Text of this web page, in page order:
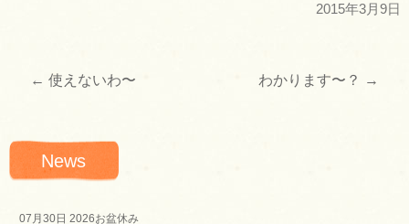
2015年3月9日
投
ナ
ビ
← 使えないわ〜 わかります〜？ →
News
07月30日 2026お盆休み